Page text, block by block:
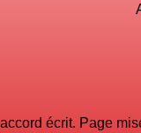
écrit. Page